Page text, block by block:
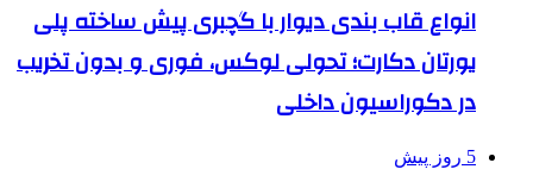
انواع قاب بندی دیوار با گچبری پیش ساخته پلی
یورتان دکارت؛ تحولی لوکس، فوری و بدون تخریب
در دکوراسیون داخلی
5 روز پیش